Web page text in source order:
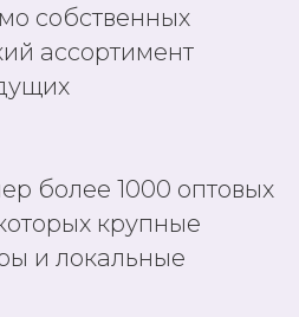
собственных
ассортимент
более 1000 оптовых
крупные
и локальные